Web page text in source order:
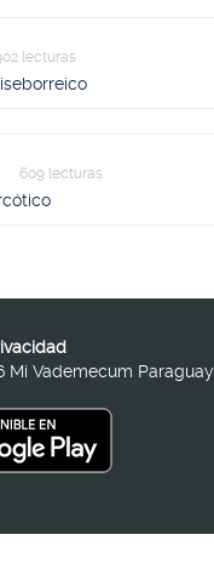
lecturas
609 lecturas
Mi Vademecum Paraguay